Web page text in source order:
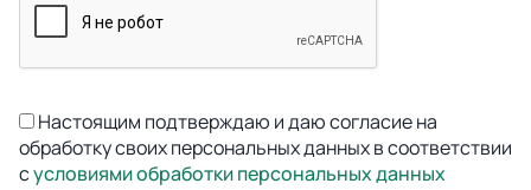
Настоящим подтверждаю и даю согласие на
обработку своих персональных данных в соответствии
сусловиями обработки персональных данных